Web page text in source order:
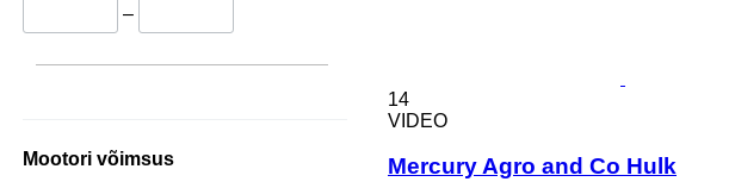
–
Mootori võimsus
14
VIDEO
Mercury Agro and Co Hulk